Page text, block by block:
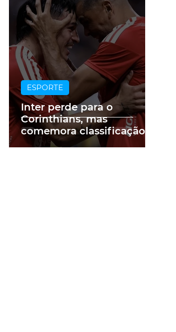
Inter perde para o
Corinthians, mas
comemora classificação
na Copa do Brasil
ESPORTE